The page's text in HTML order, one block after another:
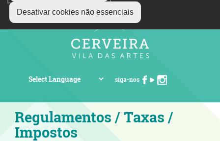
Desativar cookies não essenciais
siga-nos
Regulamentos / Taxas /
Impostos